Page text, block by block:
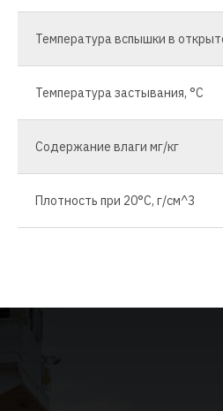
Температура вспышки в
Температура застывания, °С
Содержание влаги мг/кг
Плотность при 20°С, г/см^3